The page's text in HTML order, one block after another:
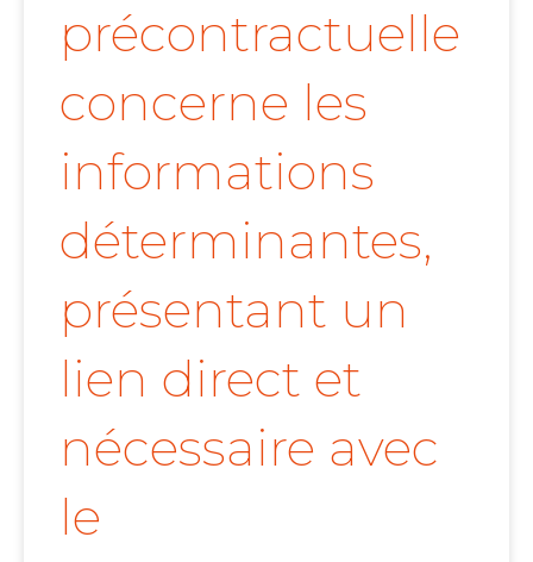
précontractuelle
concerne les
informations
déterminantes,
présentant un
lien direct et
nécessaire avec
le